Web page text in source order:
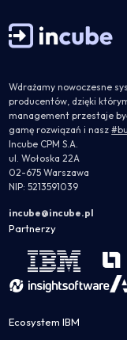
Wdrażamy nowoczesne
producentów, dzięki
management przestaje
gamę rozwiązań i nasz
Incube CPM S.A.
ul. Wołoska 22A
02-675 Warszawa
NIP: 5213591039
incube@incube.pl
Partnerzy
Ecosystem IBM